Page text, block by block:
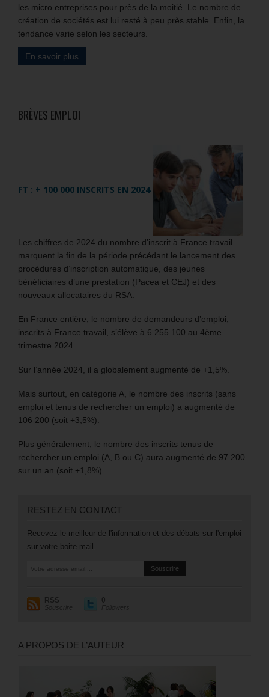
les micro entreprises pour près de la moitié. Le nombre de
création de sociétés est lui resté à peu près stable. Enfin, la
tendance varie selon les secteurs.
En savoir plus
BRÈVES EMPLOI
FT : + 100 000 INSCRITS EN 2024
Les chiffres de 2024 du nombre d’inscrit à France travail
marquent la fin de la période précédant le lancement des
procédures d’inscription automatique, des jeunes
bénéficiaires d’une prestation (Pacea et CEJ) et des
nouveaux allocataires du RSA.
En France entière, le nombre de demandeurs d’emploi,
inscrits à France travail, s’élève à 6 255 100 au 4ème
trimestre 2024.
Sur l’année 2024, il a globalement augmenté de +1,5%.
Mais surtout, en catégorie A, le nombre des inscrits (sans
emploi et tenus de rechercher un emploi) a augmenté de
106 200 (soit +3,5%).
Plus généralement, le nombre des inscrits tenus de
rechercher un emploi (A, B ou C) aura augmenté de 97 200
sur un an (soit +1,8%).
RESTEZ EN CONTACT
Recevez le meilleur de l'information et des débats sur l'emploi
sur votre boite mail.
RSS
Souscrire
0
Followers
A PROPOS DE L’AUTEUR